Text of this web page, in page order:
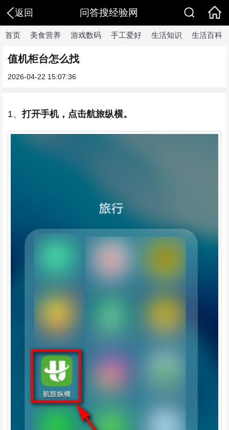
返回 问答搜经验网
首页 美食营养 游戏数码 手工爱好 生活知识 生活百科
值机柜台怎么找
2026-04-22 15:07:36
1、打开手机，点击航旅纵横。